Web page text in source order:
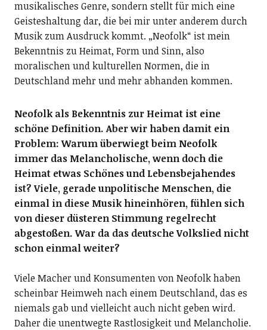
musikalisches Genre, sondern stellt für mich eine
Geisteshaltung dar, die bei mir unter anderem durch
Musik zum Ausdruck kommt. „Neofolk“ ist mein
Bekenntnis zu Heimat, Form und Sinn, also
moralischen und kulturellen Normen, die in
Deutschland mehr und mehr abhanden kommen.
Neofolk als Bekenntnis zur Heimat ist eine
schöne Definition. Aber wir haben damit ein
Problem: Warum überwiegt beim Neofolk
immer das Melancholische, wenn doch die
Heimat etwas Schönes und Lebensbejahendes
ist? Viele, gerade unpolitische Menschen, die
einmal in diese Musik hineinhören, fühlen sich
von dieser düsteren Stimmung regelrecht
abgestoßen. War da das deutsche Volkslied nicht
schon einmal weiter?
Viele Macher und Konsumenten von Neofolk haben
scheinbar Heimweh nach einem Deutschland, das es
niemals gab und vielleicht auch nicht geben wird.
Daher die unentwegte Rastlosigkeit und Melancholie.